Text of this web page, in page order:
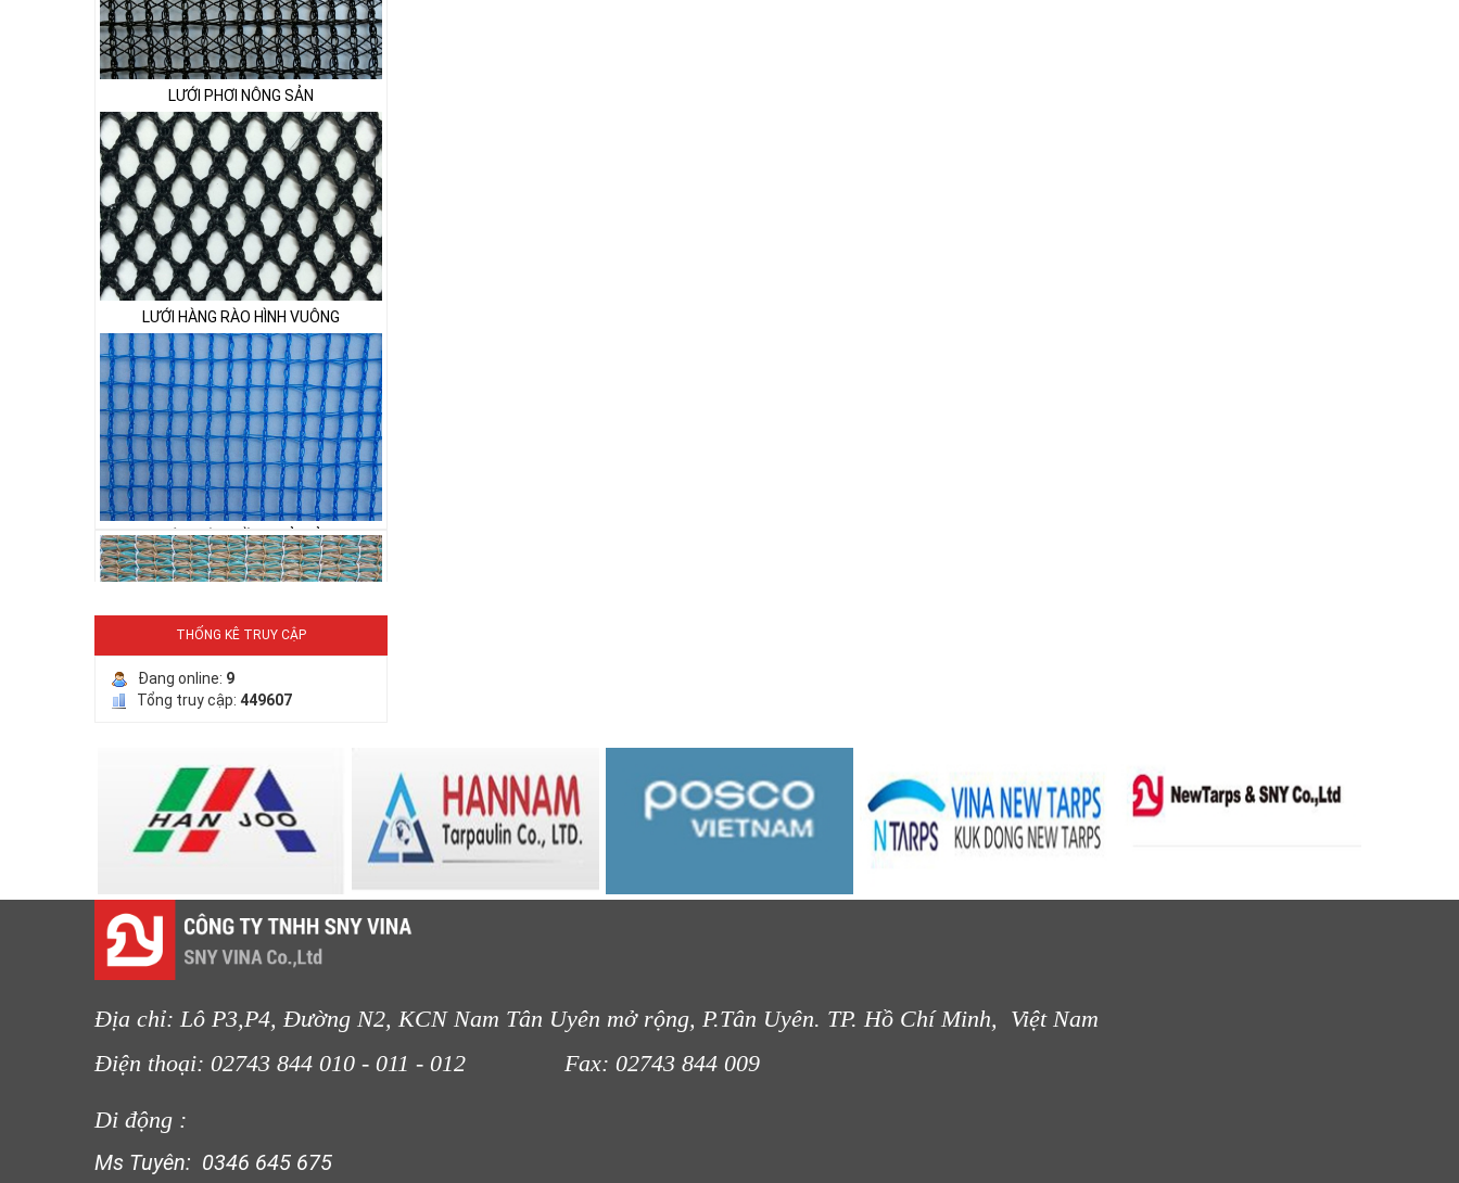
LƯỚI PHƠI NÔNG SẢN
LƯỚI HÀNG RÀO HÌNH VUÔNG
LƯỚI NUÔI TRỒNG HẢI SẢN
LƯỚI CHẮN CÔN TRÙNG
LƯỚI CHẮN CÔN TRÙNG
LƯỚI CHE NẮNG
LƯỚI CHE NẮNG
THỐNG KÊ TRUY CẬP
Đang online: 9
Tổng truy cập: 449607
Địa chỉ: Lô P3,P4, Đường N2, KCN Nam Tân Uyên mở rộng, P.Tân Uyên. TP. Hồ Chí Minh, Việt Nam
Điện thoại: 02743 844 010 - 011 - 012
Fax: 02743 844 009
Di động :
Ms Tuyên: 0346 645 675